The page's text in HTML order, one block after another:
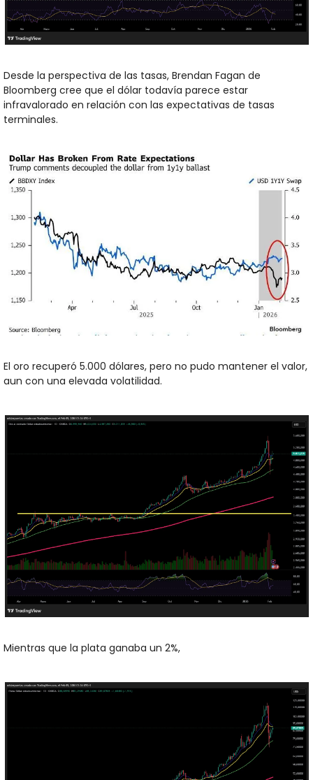
Desde la perspectiva de las tasas, Brendan Fagan de
Bloomberg cree que el dólar todavía parece estar
infravalorado en relación con las expectativas de tasas
terminales.
El oro recuperó 5.000 dólares, pero no pudo mantener el valor,
aun con una elevada volatilidad.
Mientras que la plata ganaba un 2%,